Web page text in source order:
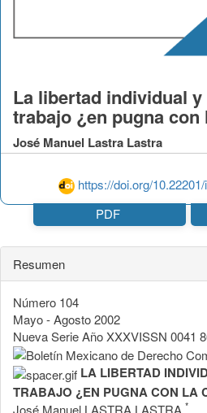
https://doi.org/
La libertad individual
trabajo ¿en pugna
José Manuel Lastra Lastra
PDF
Resumen
Número 104
Mayo - Agosto 2002
Nueva Serie Año XXXVISSN 0041
LA LIBERTAD
TRABAJO ¿EN PUGNA CON LA
José Manuel LASTRA LASTRA *